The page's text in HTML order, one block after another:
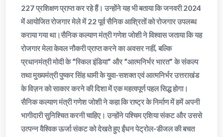
227 प्रशिक्षण प्राप्त कर रहे हैं। उन्होंने यह भी बताया कि जनवरी 2024
में आयोजित रोजगार मेले में 22 पूर्व सैनिक आश्रितों को रोजगार उपलब्ध
कराया गया था।सैनिक कल्याण मंत्री गणेश जोशी ने विश्वास जताया कि यह
रोजगार मेला केवल नौकरी प्राप्त करने का अवसर नहीं, बल्कि
प्रधानमंत्री मोदी के “स्किल इंडिया” और “आत्मनिर्भर भारत” के संकल्प
तथा मुख्यमंत्री पुष्कर सिंह धामी के युवा-सशक्त एवं आत्मनिर्भर उत्तराखंड
के विज़न को साकार करने की दिशा में एक महत्वपूर्ण पहल सिद्ध होगा।
सैनिक कल्याण मंत्री गणेश जोशी ने कहा कि राष्ट्र के निर्माण में हमें अपनी
भागीदारी सुनिश्चित करनी चाहिए। उन्होंने पश्चिम एशिया संकट और उससे
उत्पन्न वैश्विक ऊर्जा संकट को देखते हुए ईंधन पेट्रोल-डीजल की बचत